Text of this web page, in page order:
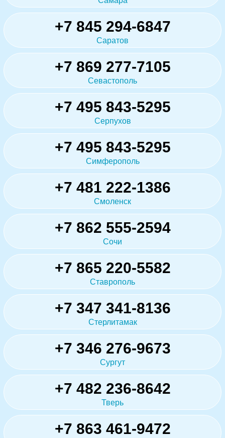
+7 845 294-6847
Саратов
+7 869 277-7105
Севастополь
+7 495 843-5295
Серпухов
+7 495 843-5295
Симферополь
+7 481 222-1386
Смоленск
+7 862 555-2594
Сочи
+7 865 220-5582
Ставрополь
+7 347 341-8136
Стерлитамак
+7 346 276-9673
Сургут
+7 482 236-8642
Тверь
+7 863 461-9472